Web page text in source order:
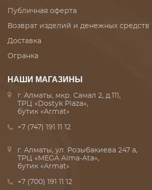
Публичная оферта
Возврат изделий и денежных средств
Доставка
Огранка
НАШИ МАГАЗИНЫ
г. Алматы, мкр. Самал 2, д.111,
ТРЦ «Dostyk Plaza»,
бутик «Armat»
+7 (747) 191 11 12
г. Алматы, ул. Розыбакиева 247 а,
ТРЦ «MEGA Alma-Ata»,
бутик «Armat»
+7 (700) 191 11 12